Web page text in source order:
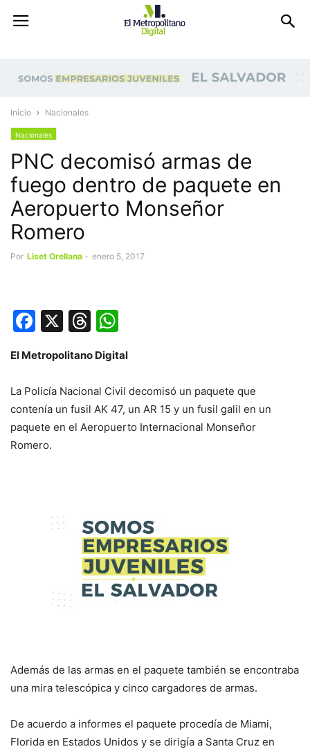
Inicio Nacionales
Nacionales
PNC decomisó armas de
fuego dentro de paquete en
Aeropuerto Monseñor
Romero
Por Liset Orellana - enero 5, 2017
Facebook
X Threads
El Metropolitano Digital
La Policía Nacional Civil decomisó un paquete que
contenía un fusil AK 47, un AR 15 y un fusil galil en un
paquete en el Aeropuerto Internacional Monseñor
Romero.
Además de las armas en el paquete también se encontraba
una mira telescópica y cinco cargadores de armas.
De acuerdo a informes el paquete procedía de Miami,
Florida en Estados Unidos y se dirigía a Santa Cruz en